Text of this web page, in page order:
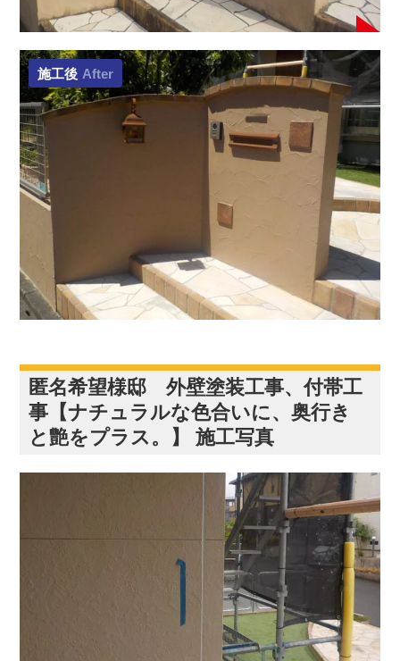
施工後 After
匿名希望様邸 外壁塗装工事、付帯工
事【ナチュラルな色合いに、奥行き
と艶をプラス。】 施工写真